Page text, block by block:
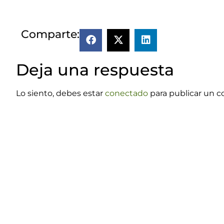
Comparte:
Deja una respuesta
Lo siento, debes estar conectado para publicar un